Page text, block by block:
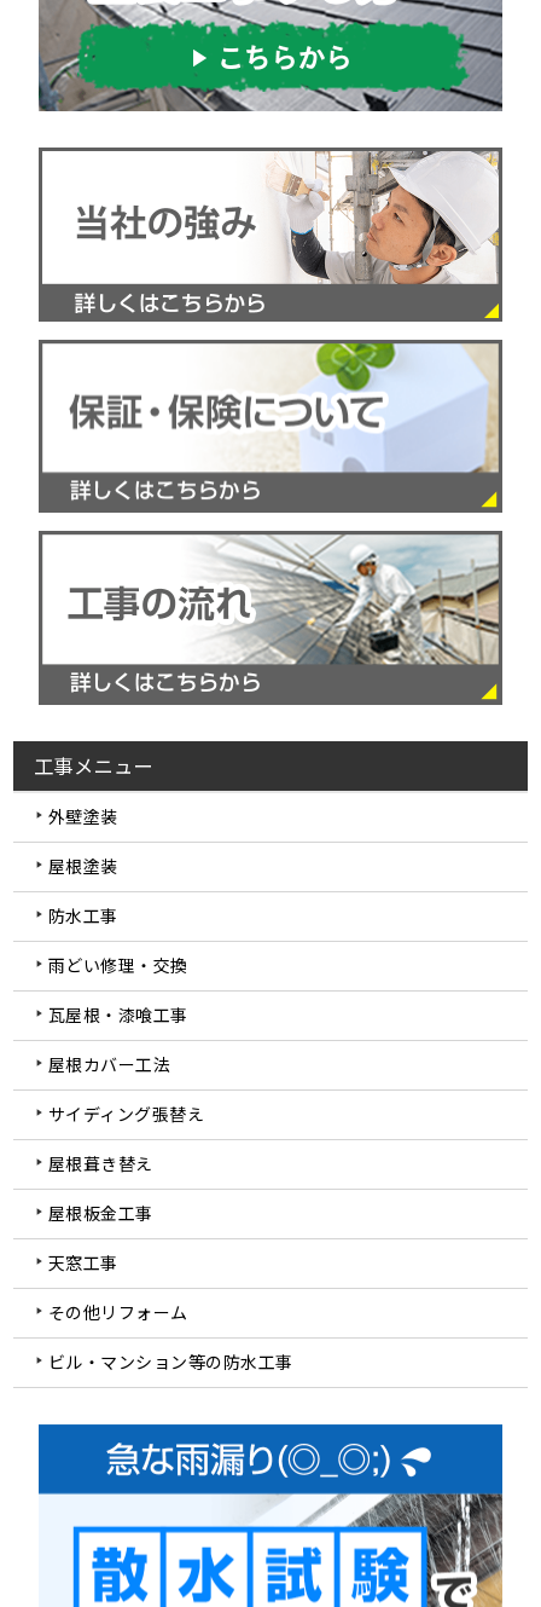
工事メニュー
外壁塗装
屋根塗装
防水工事
雨どい修理・交換
瓦屋根・漆喰工事
屋根カバー工法
サイディング張替え
屋根葺き替え
屋根板金工事
天窓工事
その他リフォーム
ビル・マンション等の防水工事